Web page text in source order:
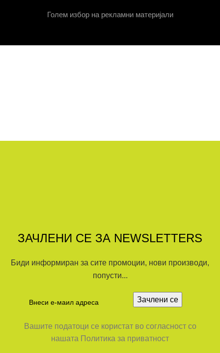
Голем избор на рекламни материјали
ЗАЧЛЕНИ СЕ ЗА NEWSLETTERS
Биди информиран за сите промоции, нови производи,
попусти...
Вашите податоци се користат во согласност со
нашата Политика за приватност